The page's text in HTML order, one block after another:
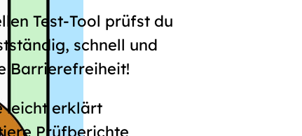
Test-Tool prüfst du
schnell und
Barrierefreiheit!
leicht erklärt
Prüfberichte